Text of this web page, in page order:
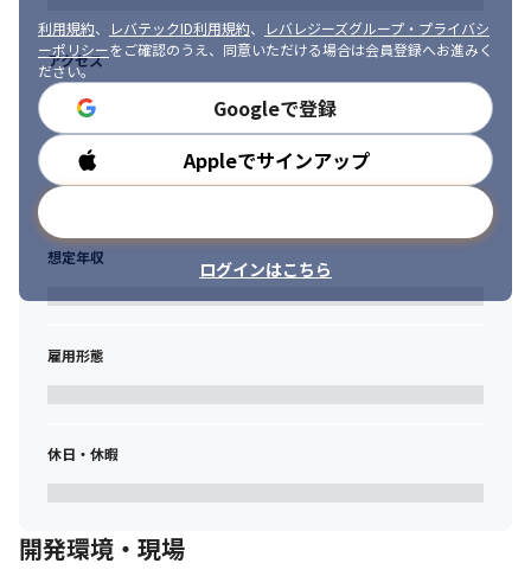
コミュニケーションを大切にしています。
利用規約、 レバテックID利用規約、
レバレジーズグループ・プライバシ
ーポリシーをご確認のうえ、同意いただける場合は会員登録へお進みく
ださい。
Googleで登録
Appleでサインアップ
ログインはこちら
アクセス
勤務時間
想定年収
雇用形態
休日・休暇
開発環境・現場